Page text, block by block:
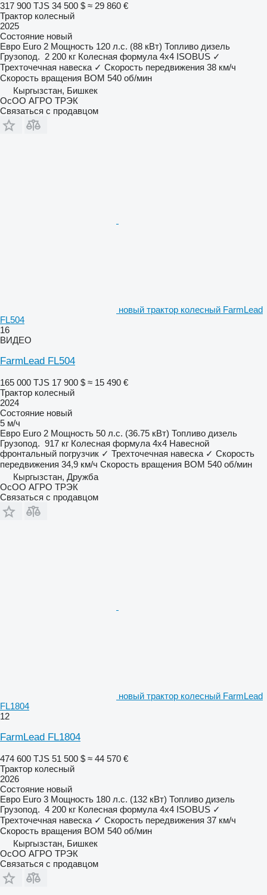
317 900 TJS 34 500 $ ≈ 29 860 €
Трактор колесный
2025
Состояние новый
Евро Euro 2 Мощность 120 л.с. (88 кВт) Топливо дизель
Грузопод. 2 200 кг Колесная формула 4x4 ISOBUS ✓
Трехточечная навеска ✓ Скорость передвижения 38 км/ч
Скорость вращения ВОМ 540 об/мин
Кыргызстан, Бишкек
ОсОО АГРО ТРЭК
Связаться с продавцом
новый трактор колесный FarmLead
FL504
16
ВИДЕО
FarmLead FL504
165 000 TJS 17 900 $ ≈ 15 490 €
Трактор колесный
2024
Состояние новый
5 м/ч
Евро Euro 2 Мощность 50 л.с. (36.75 кВт) Топливо дизель
Грузопод. 917 кг Колесная формула 4x4 Навесной
фронтальный погрузчик ✓ Трехточечная навеска ✓ Скорость
передвижения 34,9 км/ч Скорость вращения ВОМ 540 об/мин
Кыргызстан, Дружба
ОсОО АГРО ТРЭК
Связаться с продавцом
новый трактор колесный FarmLead
FL1804
12
FarmLead FL1804
474 600 TJS 51 500 $ ≈ 44 570 €
Трактор колесный
2026
Состояние новый
Евро Euro 3 Мощность 180 л.с. (132 кВт) Топливо дизель
Грузопод. 4 200 кг Колесная формула 4x4 ISOBUS ✓
Трехточечная навеска ✓ Скорость передвижения 37 км/ч
Скорость вращения ВОМ 540 об/мин
Кыргызстан, Бишкек
ОсОО АГРО ТРЭК
Связаться с продавцом